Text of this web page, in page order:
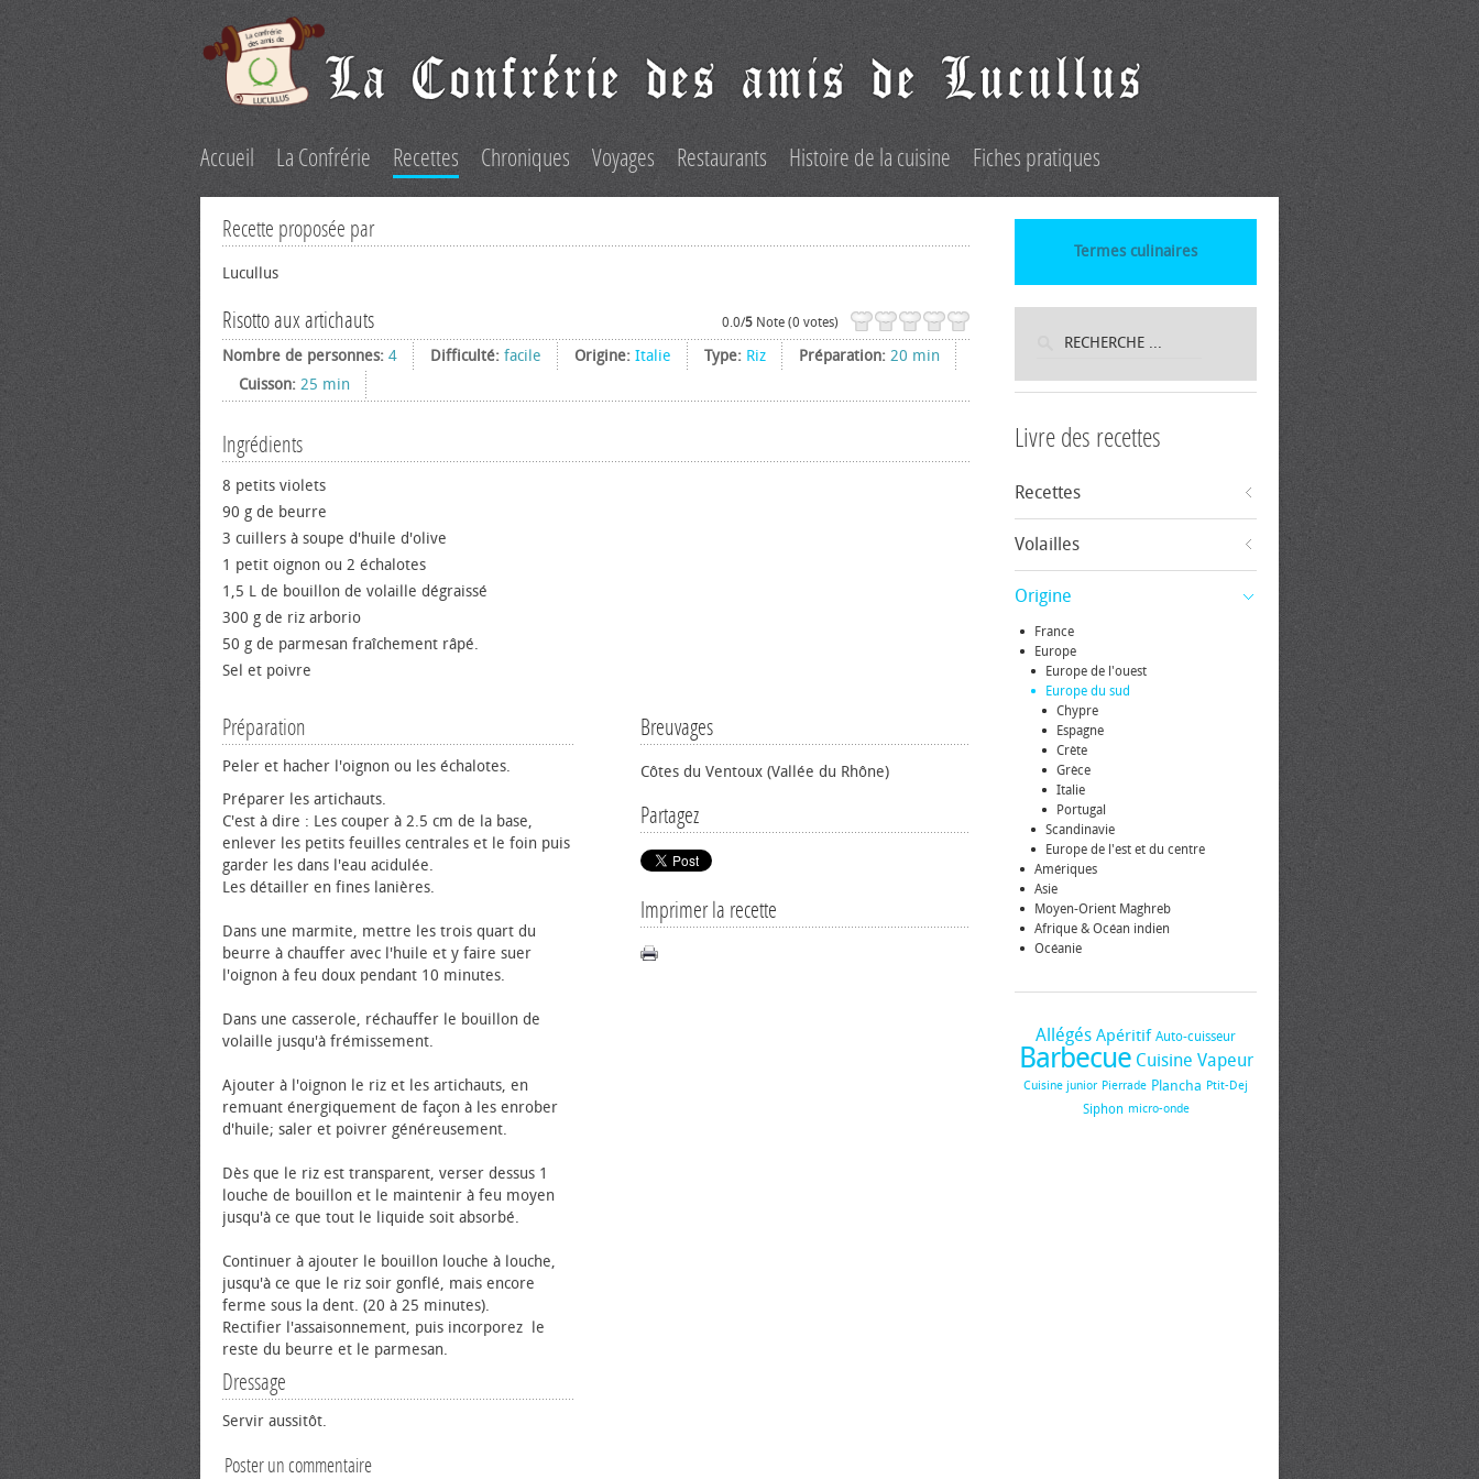
Accueil La Confrérie Recettes Chroniques Voyages Restaurants Histoire de la cuisine Fiches pratiques
Recette proposée par
Lucullus
Risotto aux artichauts 0.0/5 Note (0 votes)
Nombre de personnes: 4 Difficulté: facile Origine: Italie Type: Riz Préparation: 20 min
Cuisson: 25 min
Ingrédients
8 petits violets
90 g de beurre
3 cuillers à soupe d'huile d'olive
1 petit oignon ou 2 échalotes
1,5 L de bouillon de volaille dégraissé
300 g de riz arborio
50 g de parmesan fraîchement râpé.
Sel et poivre
Breuvages
Côtes du Ventoux (Vallée du Rhône)
Partagez
Imprimer la recette
Préparation
Peler et hacher l'oignon ou les échalotes.
Préparer les artichauts.
C'est à dire : Les couper à 2.5 cm de la base,
enlever les petits feuilles centrales et le foin puis
garder les dans l'eau acidulée.
Les détailler en fines lanières.
Dans une marmite, mettre les trois quart du
beurre à chauffer avec l'huile et y faire suer
l'oignon à feu doux pendant 10 minutes.
Dans une casserole, réchauffer le bouillon de
volaille jusqu'à frémissement.
Ajouter à l'oignon le riz et les artichauts, en
remuant énergiquement de façon à les enrober
d'huile; saler et poivrer généreusement.
Dès que le riz est transparent, verser dessus 1
louche de bouillon et le maintenir à feu moyen
jusqu'à ce que tout le liquide soit absorbé.
Continuer à ajouter le bouillon louche à louche,
jusqu'à ce que le riz soir gonflé, mais encore
ferme sous la dent. (20 à 25 minutes).
Rectifier l'assaisonnement, puis incorporez le
reste du beurre et le parmesan.
Dressage
Servir aussitôt.
Poster un commentaire
Termes culinaires
Livre des recettes
Recettes
Volailles
Origine
France
Europe
Europe de l'ouest
Europe du sud
Chypre
Espagne
Crète
Grèce
Italie
Portugal
Scandinavie
Europe de l'est et du centre
Amériques
Asie
Moyen-Orient Maghreb
Afrique & Océan indien
Océanie
Allégés Apéritif Auto-cuisseur
Barbecue Cuisine Vapeur
Cuisine junior Pierrade Plancha Ptit-Dej
Siphon micro-onde